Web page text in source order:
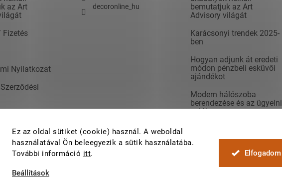
Ez az oldal sütiket (cookie) használ. A weboldal
használatával Ön beleegyezik a sütik használatába.
További információ itt.
Beállítások
Elfogadom
az Art
Fizetés
Nyilatkozat
decoronline_hu
bemutatjuk az Art
Advisory világát
Karácsonyi trendek 2025-
ben
Hogyan adjunk át eredeti
módon pénzbeli esküvői
ajándékot
Modern hálószoba
berendezése és az ügyelni
valók
rendezéséhez